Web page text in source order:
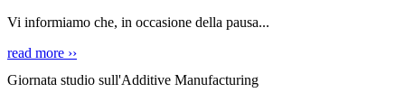
Vi informiamo che, in occasione della pausa...
read more ››
Giornata studio sull'Additive Manufacturing